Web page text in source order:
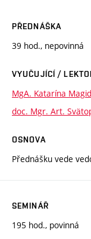
PŘEDNÁŠKA
39 hod., nepovinná
VYUČUJÍCÍ /
MgA. Katarína
doc. Mgr. Art.
OSNOVA
Přednášku vede
SEMINÁŘ
195 hod., povinná